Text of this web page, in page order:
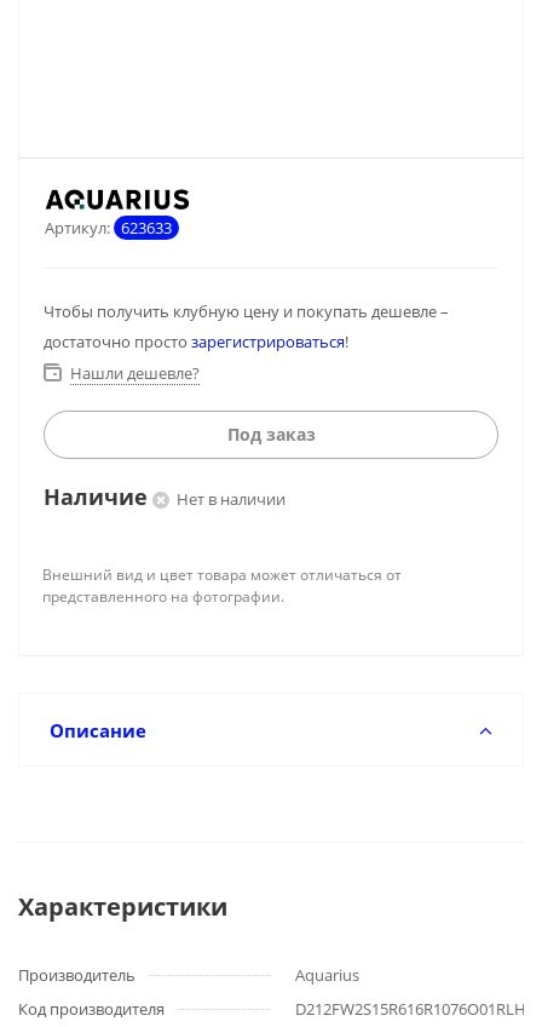
Артикул: 623633
Чтобы получить клубную цену и покупать дешевле –
достаточно просто зарегистрироваться!
Нашли дешевле?
Под заказ
Наличие Нет в наличии
Внешний вид и цвет товара может отличаться от
представленного на фотографии.
Описание
Характеристики
Производитель
Aquarius
Код производителя